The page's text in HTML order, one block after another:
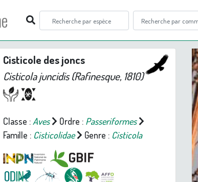
Cisticole des joncs
Cisticola juncidis(Rafinesque, 1810)
Classe :Aves Ordre : Passeriformes
Famille : Cisticolidae Genre : Cisticola